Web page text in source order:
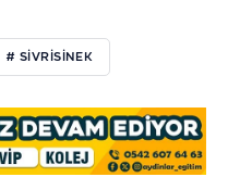
# SIVRISINEK